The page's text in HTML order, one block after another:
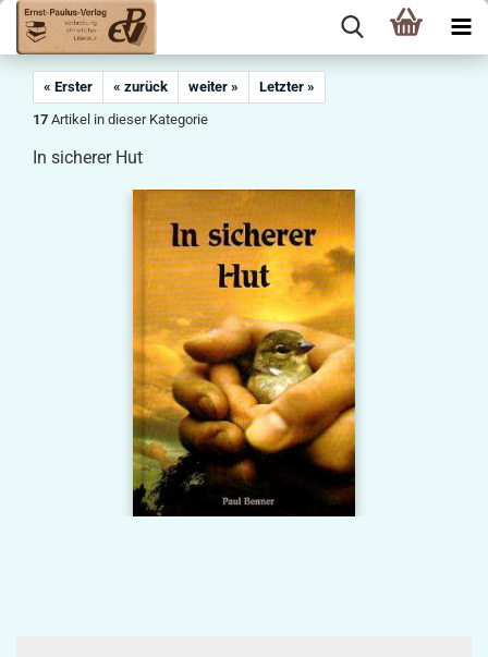
« Erster « zurück weiter »
Letzter »
17 Artikel in dieser Kategorie
In sicherer Hut